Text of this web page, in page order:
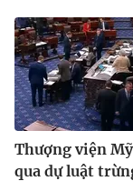
Thượng viện
qua dự luật